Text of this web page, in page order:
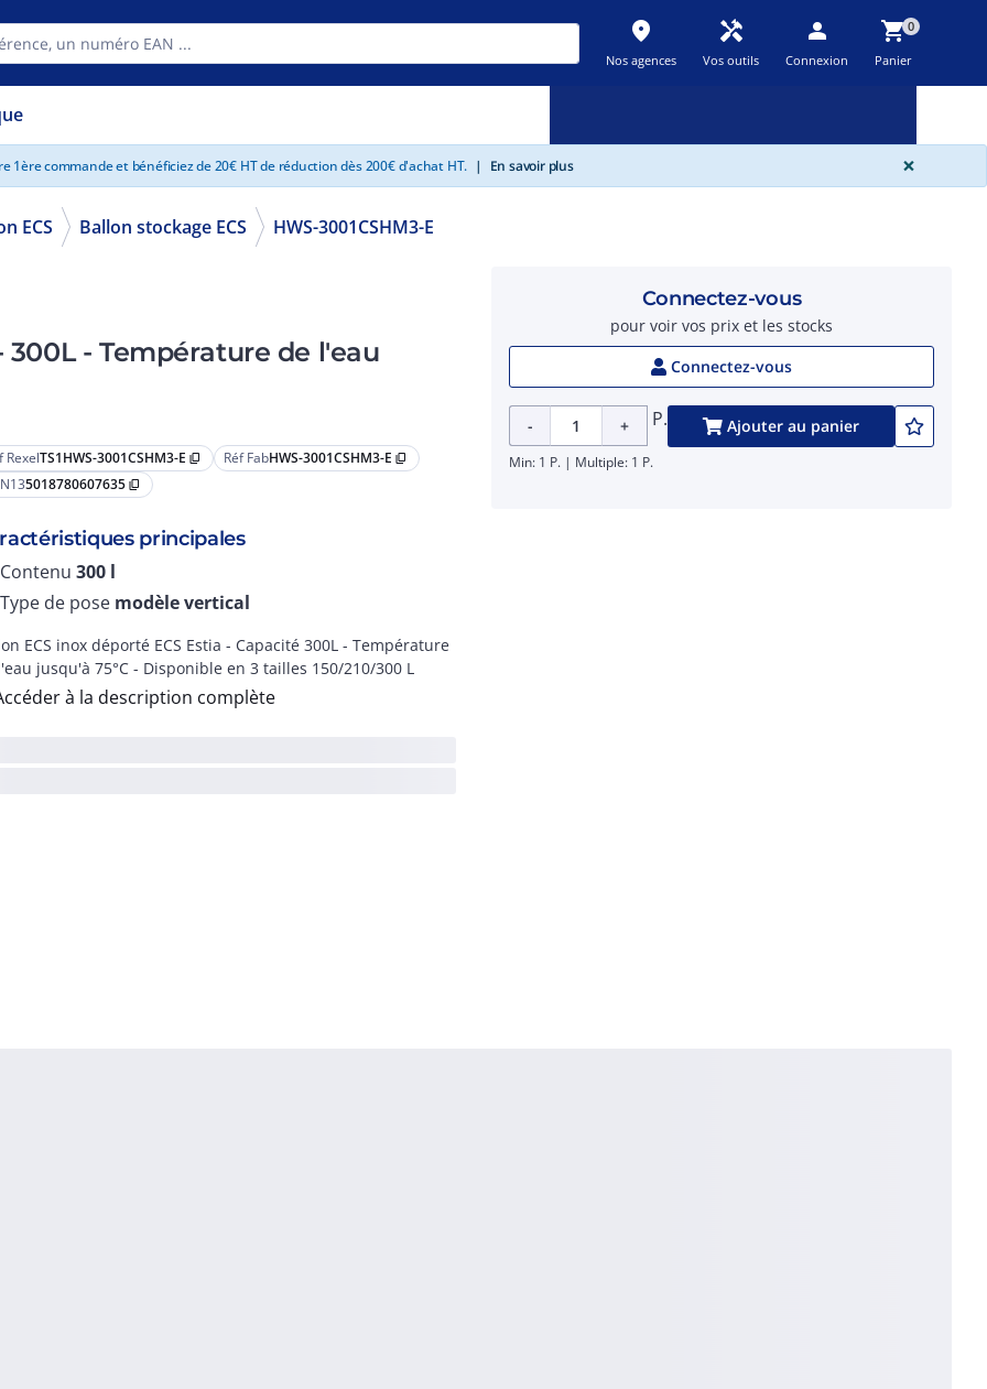
place
Nos agences
handyman
Vos outils
person
Connexion
shopping_cart0
Panier
1ère commande et bénéficiez de 20€ HT de réduction dès 200€ d'achat HT. | En savoir plus ×
ECS Ballon stockage ECS HWS-3001CSHM3-E
300L - Température de l'eau
RexelTS1HWS-3001CSHM3-E content_copy Réf FabHWS-3001CSHM3-E content_copy
5018780607635 content_copy
principales
Contenu 300 l
Type de pose modèle vertical
ECS inox déporté ECS Estia - Capacité 300L - Température
jusqu'à 75°C - Disponible en 3 tailles 150/210/300 L
à la description complète
Connectez-vous
pour voir vos prix et les stocks
Connectez-vous
- + P. Ajouter au panier
Min: 1 P. | Multiple: 1 P.